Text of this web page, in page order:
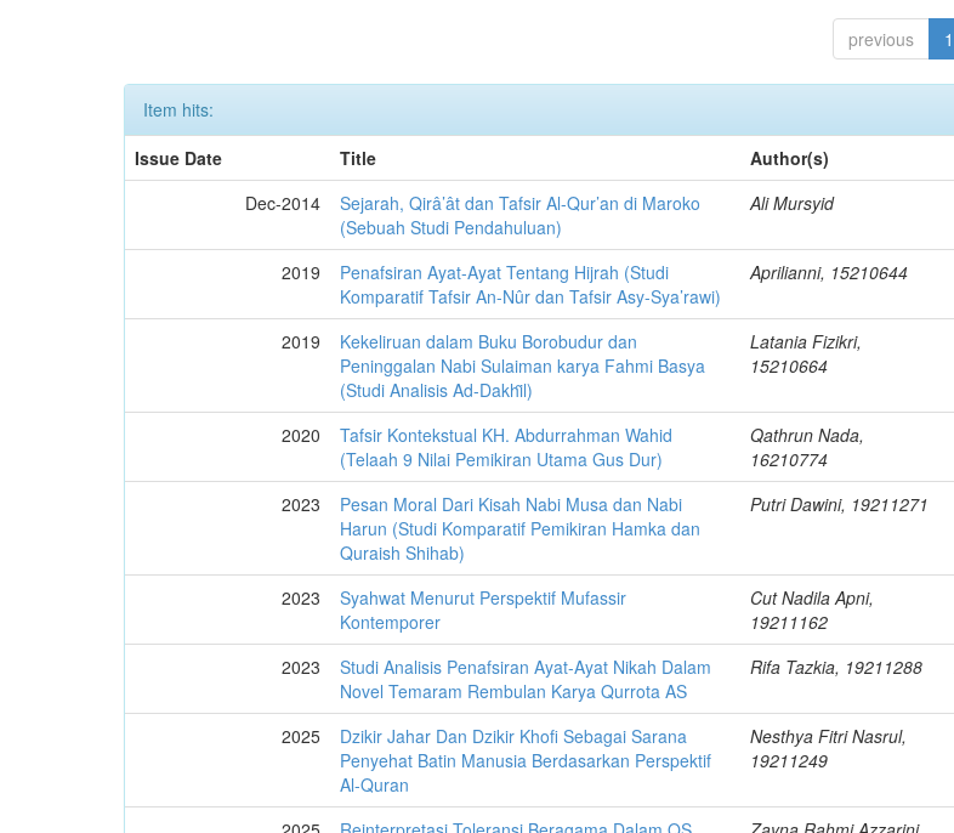
previous 1
Item hits:
Issue Date
Title Author(s)
Dec-2014
Sejarah, Qirâ’ât dan Tafsir Al-Qur’an di Maroko
(Sebuah Studi Pendahuluan)
Ali Mursyid
2019
Penafsiran Ayat-Ayat Tentang Hijrah (Studi
Komparatif Tafsir An-Nûr dan Tafsir Asy-Sya’rawi)
Aprilianni, 15210644
2019
Kekeliruan dalam Buku Borobudur dan
Peninggalan Nabi Sulaiman karya Fahmi Basya
(Studi Analisis Ad-Dakhȋl)
Latania Fizikri,
15210664
2020
Tafsir Kontekstual KH. Abdurrahman Wahid
(Telaah 9 Nilai Pemikiran Utama Gus Dur)
Qathrun Nada,
16210774
2023
Pesan Moral Dari Kisah Nabi Musa dan Nabi
Harun (Studi Komparatif Pemikiran Hamka dan
Quraish Shihab)
Putri Dawini, 19211271
2023
Syahwat Menurut Perspektif Mufassir
Kontemporer
Cut Nadila Apni,
19211162
2023
Studi Analisis Penafsiran Ayat-Ayat Nikah Dalam
Novel Temaram Rembulan Karya Qurrota AS
Rifa Tazkia, 19211288
2025
Dzikir Jahar Dan Dzikir Khofi Sebagai Sarana
Penyehat Batin Manusia Berdasarkan Perspektif
Al-Quran
Nesthya Fitri Nasrul,
19211249